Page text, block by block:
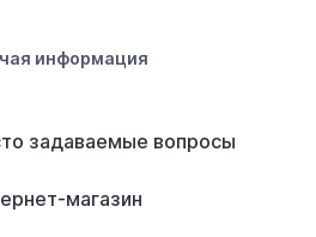
информация
задаваемые вопросы
магазин